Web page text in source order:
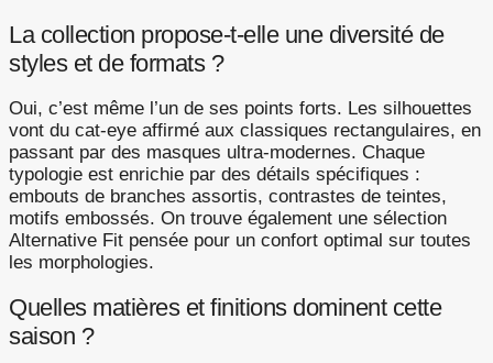
La collection propose-t-elle une diversité de
styles et de formats ?
Oui, c’est même l’un de ses points forts. Les silhouettes
vont du cat-eye affirmé aux classiques rectangulaires, en
passant par des masques ultra-modernes. Chaque
typologie est enrichie par des détails spécifiques :
embouts de branches assortis, contrastes de teintes,
motifs embossés. On trouve également une sélection
Alternative Fit pensée pour un confort optimal sur toutes
les morphologies.
Quelles matières et finitions dominent cette
saison ?